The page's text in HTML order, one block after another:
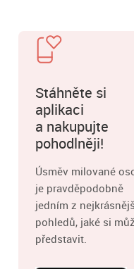
Stáhněte si
aplikaci
a nakupujte
pohodlněji!
Úsměv milované
je pravděpodobně
jedním z
pohledů, jaké si
představit.